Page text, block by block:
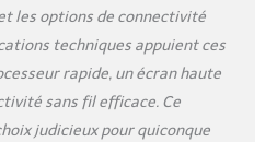
les options de connectivité
techniques appuient ces
rapide, un écran haute
sans fil efficace. Ce
judicieux pour quiconque